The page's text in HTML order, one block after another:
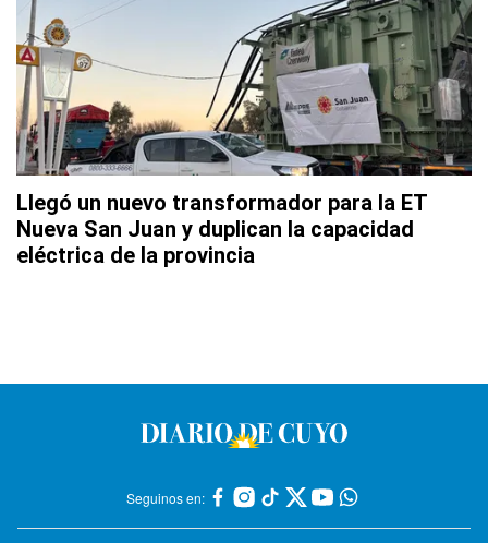
Llegó un nuevo transformador para la ET
Nueva San Juan y duplican la capacidad
eléctrica de la provincia
Seguinos en: